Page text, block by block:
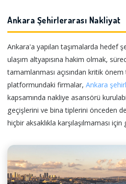
Ankara Şehirlerarası Nakliyat
Ankara'a yapılan taşımalarda hedef
ulaşım altyapısına hakim olmak,
tamamlanması açısından kritik önem
platformundaki firmalar, Ankara
kapsamında nakliye asansörü
geçişlerini ve bina tiplerini önceden
hiçbir aksaklıkla karşılaşılmaması